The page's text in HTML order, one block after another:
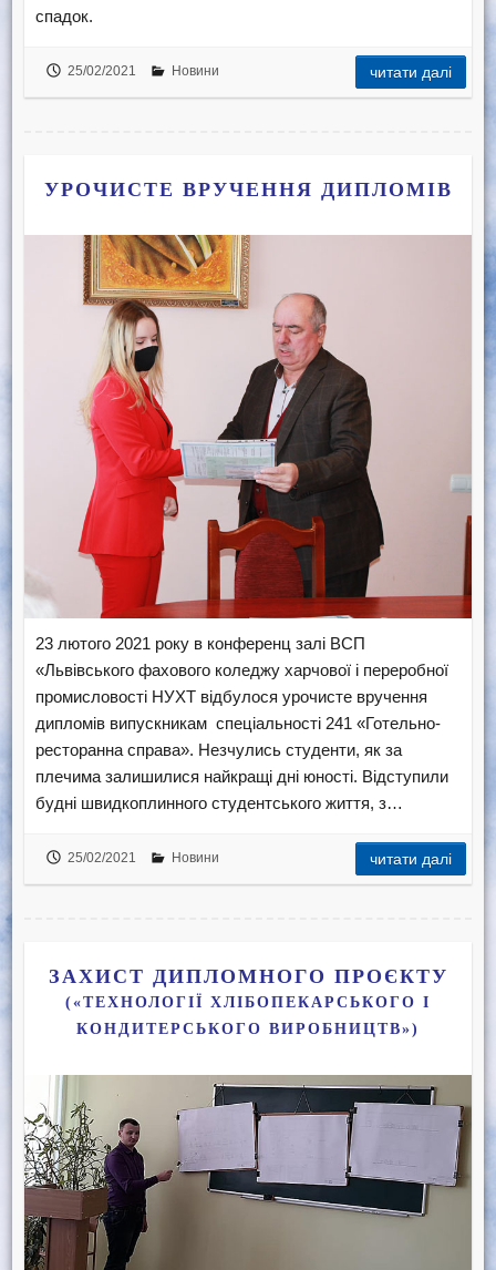
спадок.
25/02/2021 Новини читати далі
УРОЧИСТЕ ВРУЧЕННЯ ДИПЛОМІВ
23 лютого 2021 року в конференц залі ВСП
«Львівського фахового коледжу харчової і переробної
промисловості НУХТ відбулося урочисте вручення
дипломів випускникам спеціальності 241 «Готельно-
ресторанна справа». Незчулись студенти, як за
плечима залишилися найкращі дні юності. Відступили
будні швидкоплинного студентського життя, з…
25/02/2021 Новини читати далі
ЗАХИСТ ДИПЛОМНОГО ПРОЄКТУ
(«ТЕХНОЛОГІЇ ХЛІБОПЕКАРСЬКОГО І
КОНДИТЕРСЬКОГО ВИРОБНИЦТВ»)